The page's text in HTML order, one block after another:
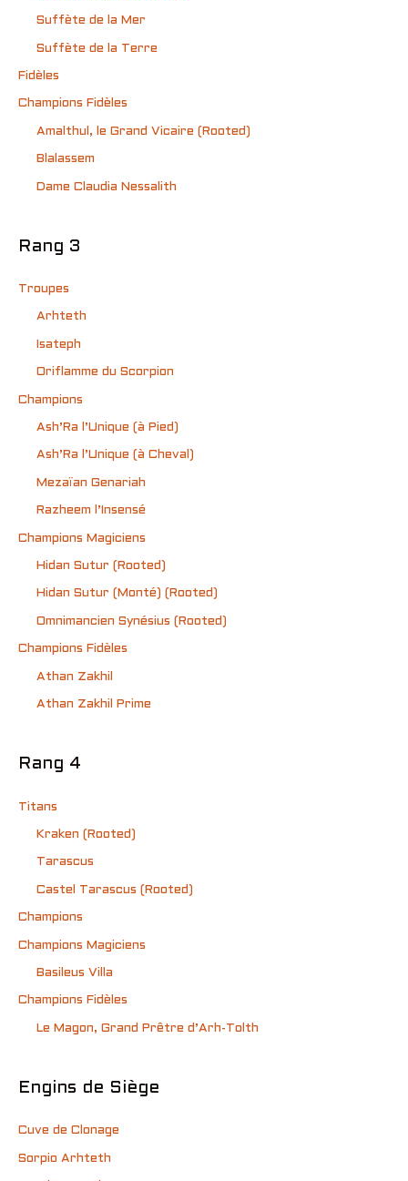
Suffète de la Mer
Suffète de la Terre
Fidèles
Champions Fidèles
Amalthul, le Grand Vicaire (Rooted)
Blalassem
Dame Claudia Nessalith
Rang 3
Troupes
Arhteth
Isateph
Oriflamme du Scorpion
Champions
Ash’Ra l’Unique (à Pied)
Ash’Ra l’Unique (à Cheval)
Mezaïan Genariah
Razheem l’Insensé
Champions Magiciens
Hidan Sutur (Rooted)
Hidan Sutur (Monté) (Rooted)
Omnimancien Synésius (Rooted)
Champions Fidèles
Athan Zakhil
Athan Zakhil Prime
Rang 4
Titans
Kraken (Rooted)
Tarascus
Castel Tarascus (Rooted)
Champions
Champions Magiciens
Basileus Villa
Champions Fidèles
Le Magon, Grand Prêtre d’Arh-Tolth
Engins de Siège
Cuve de Clonage
Sorpio Arhteth